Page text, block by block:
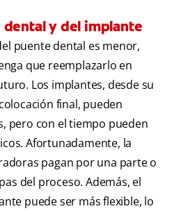
dental y del implante
puente dental es menor,
que reemplazarlo en
Los implantes, desde su
final, pueden
pero con el tiempo pueden
Afortunadamente, la
pagan por una parte o
del proceso. Además, el
puede ser más flexible, lo